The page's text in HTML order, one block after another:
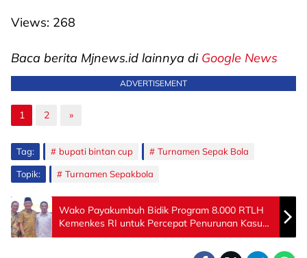
Views: 268
Baca berita Mjnews.id lainnya di Google News
ADVERTISEMENT
1 2 »
Tag: bupati bintan cup Turnamen Sepak Bola
Topik: Turnamen Sepakbola
Wako Payakumbuh Bidik Program 8.000 RTLH
Kemenkes RI untuk Percepat Penurunan Kasus
TBC